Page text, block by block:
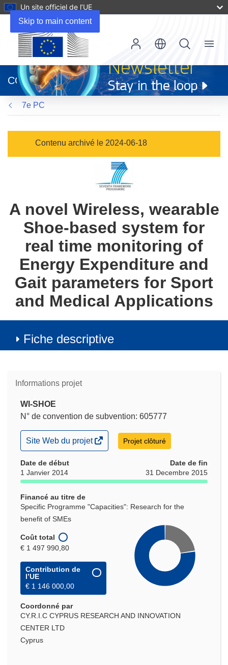
Skip to main content
Un site officiel de l’UE
dans
une
nouvelle
fenêtre)
CORDIS
Menu
7e PC
Contenu archivé le 2024-06-18
A novel Wireless, wearable
Shoe-based system for
real time monitoring of
Energy Expenditure and
Gait parameters for Sport
and Medical Applications
Fiche descriptive
Informations projet
WI-SHOE
N° de convention de subvention: 605777
(s’ouvre
dans
nouvelle
fenêtre)
Site Web du projet Projet clôturé
Date de début
1 Janvier 2014
Date de fin
31 Decembre 2015
Financé au titre de
Specific Programme "Capacities": Research for the
benefit of SMEs
Coût total
€ 1 497 990,80
Contribution de
l’UE
€ 1 146 000,00
Coordonné par
CY.R.I.C CYPRUS RESEARCH AND INNOVATION
CENTER LTD
Cyprus